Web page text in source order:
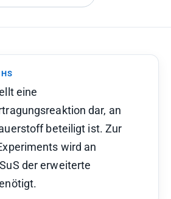
eine
dar, an
beteiligt ist. Zur
wird an
der erweiterte